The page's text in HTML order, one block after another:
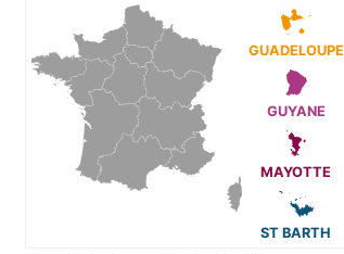
GUADELOUPE
GUYANE
MAYOTTE
ST BARTH